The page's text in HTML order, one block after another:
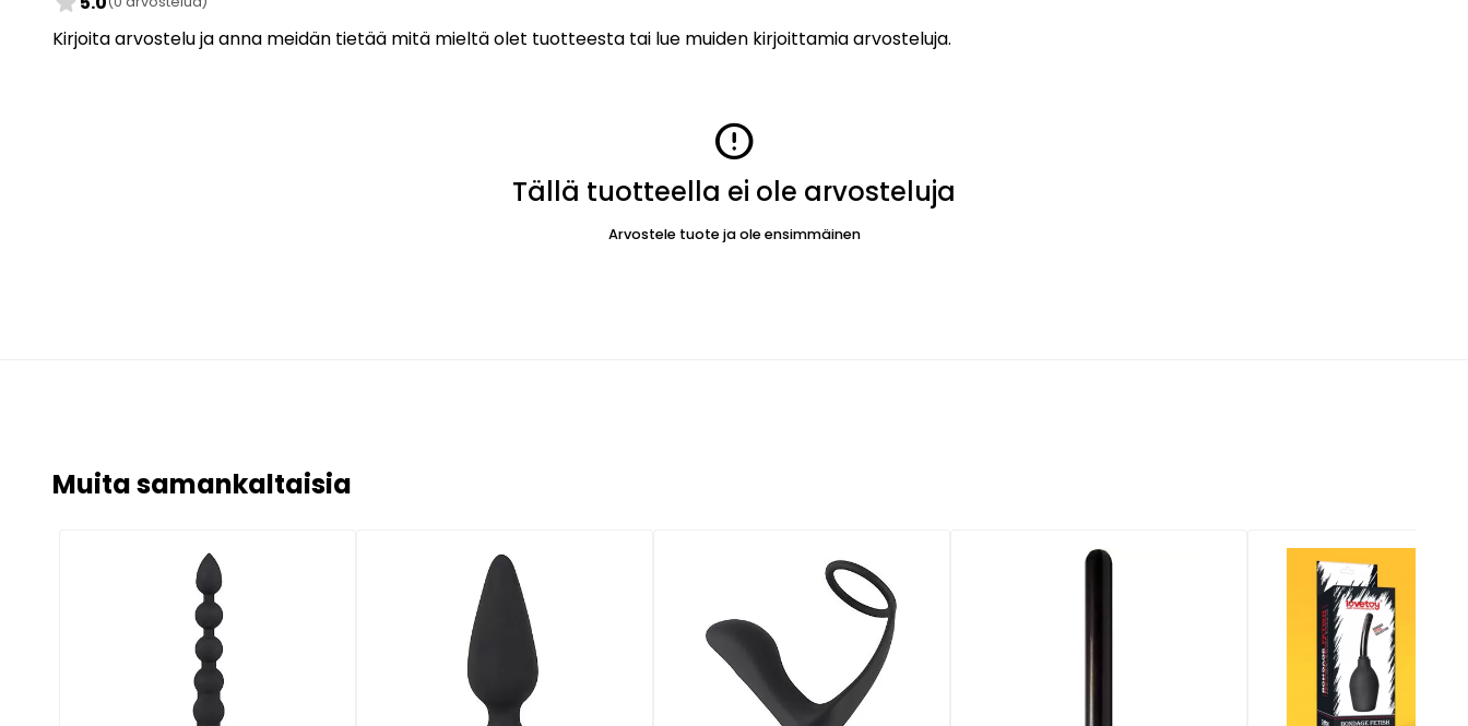
Kirjoita arvostelu ja anna meidän tietää mitä mieltä olet tuotteesta tai lue muiden kirjoittamia arvosteluja.
error
Tällä tuotteella ei ole arvosteluja
Arvostele tuote ja ole ensimmäinen
Muita samankaltaisia